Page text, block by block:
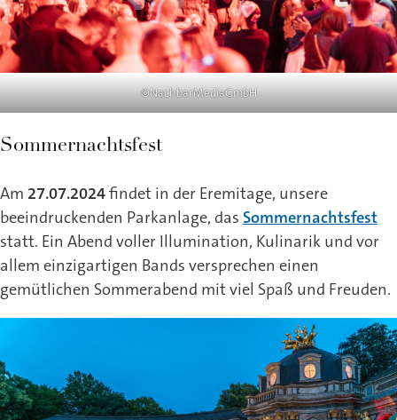
©NachbarMediaGmbH
Sommernachtsfest
Am 27.07.2024findet in der Eremitage, unsere
beeindruckenden Parkanlage, das Sommernachtsfest
statt. Ein Abend voller Illumination, Kulinarik und vor
allem einzigartigen Bands versprechen einen
gemütlichen Sommerabend mit viel Spaß und Freuden.